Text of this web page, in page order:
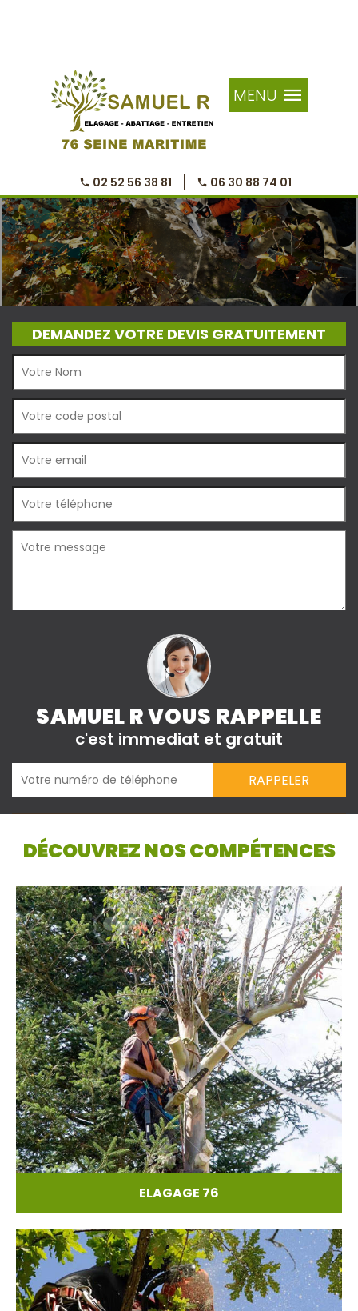
MENU
02 52 56 38 81 06 30 88 74 01
DEMANDEZ VOTRE DEVIS GRATUITEMENT
SAMUEL R VOUS RAPPELLE
c'est immediat et gratuit
DÉCOUVREZ NOS COMPÉTENCES
ELAGAGE 76